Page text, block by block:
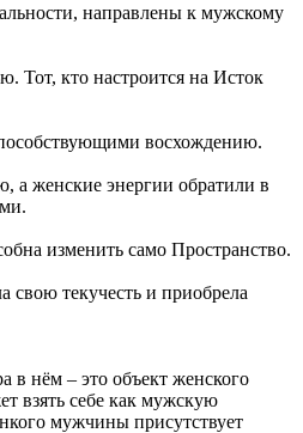
направлены к мужскому
Тот, кто настроится на Исток
восхождению.
а женские энергии обратили в
изменить само Пространство.
свою текучесть и приобрела
в нём – это объект женского
взять себе как мужскую
мужчины присутствует